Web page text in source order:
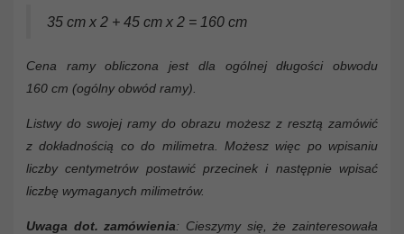
35 cm x 2 + 45 cm x 2 = 160 cm
Cena ramy obliczona jest dla ogólnej długości obwodu
160 cm (ogólny obwód ramy).
Listwy do swojej ramy do obrazu możesz z resztą zamówić
z dokładnością co do milimetra. Możesz więc po wpisaniu
liczby centymetrów postawić przecinek i następnie wpisać
liczbę wymaganych milimetrów.
Uwaga dot. zamówienia: Cieszymy się, że zainteresowała